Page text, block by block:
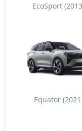
EcoSport
Equator